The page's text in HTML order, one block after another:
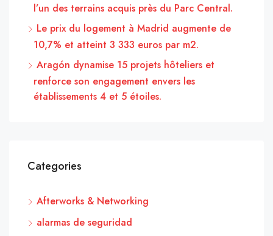
l’un des terrains acquis près du Parc Central.
Le prix du logement à Madrid augmente de
10,7% et atteint 3 333 euros par m2.
Aragón dynamise 15 projets hôteliers et
renforce son engagement envers les
établissements 4 et 5 étoiles.
Categories
Afterworks & Networking
alarmas de seguridad